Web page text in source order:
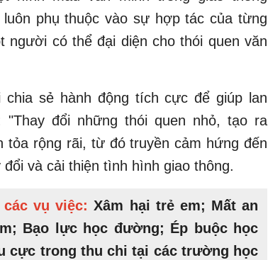
luôn phụ thuộc vào sự hợp tác của từng
người có thể đại diện cho thói quen văn
chia sẻ hành động tích cực để giúp lan
"Thay đổi những thói quen nhỏ, tạo ra
tỏa rộng rãi, từ đó truyền cảm hứng đến
và cải thiện tình hình giao thông.
các vụ việc:Xâm hại trẻ em; Mất an
Bạo lực học đường; Ép buộc học
cực trong thu chi tại các trường học